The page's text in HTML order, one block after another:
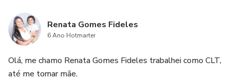
🎁Você vai ganhar de presente
🌟APOSTILA COM ATIVIDADES PARA OS
DIFERFENTES NÍVEIS DE HIPÓTESE DE ESCRITA
Renata Gomes Fideles
6 Ano Hotmarter
Olá, me chamo Renata Gomes Fideles trabalhei como CLT,
até me tornar mãe.